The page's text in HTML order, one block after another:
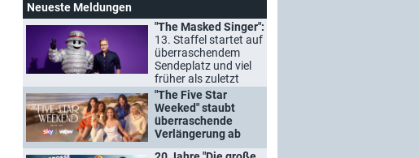
Neueste Meldungen
"The Masked Singer":
13. Staffel startet auf
überraschendem
Sendeplatz und viel
früher als zuletzt
"The Five Star
Weeked" staubt
überraschende
Verlängerung ab